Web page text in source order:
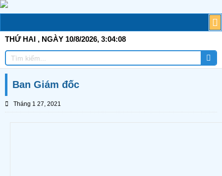
Skip
to
THỨ HAI , NGÀY 10/8/2026, 3:04:08
Tìm
kiếm
Ban Giám đốc
Tháng 1 27, 2021